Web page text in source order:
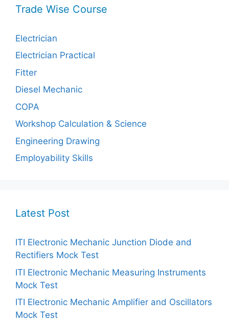
Trade Wise Course
Electrician
Electrician Practical
Fitter
Diesel Mechanic
COPA
Workshop Calculation & Science
Engineering Drawing
Employability Skills
Latest Post
ITI Electronic Mechanic Junction Diode and
Rectifiers Mock Test
ITI Electronic Mechanic Measuring Instruments
Mock Test
ITI Electronic Mechanic Amplifier and Oscillators
Mock Test